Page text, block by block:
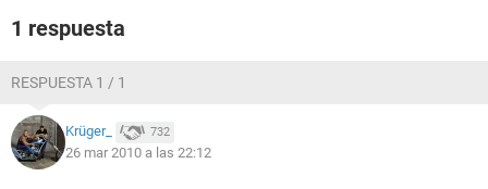
1 respuesta
RESPUESTA 1 / 1
Krüger_ 732
26 mar 2010 a las 22:12